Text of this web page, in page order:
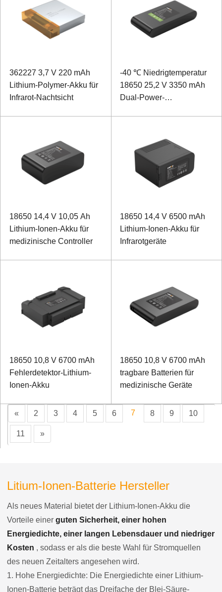
362227 3,7 V 220 mAh
Lithium-Polymer-Akku für
Infrarot-Nachtsicht
-40 ℃ Niedrigtemperatur
18650 25,2 V 3350 mAh
Dual-Power-
18650 14,4 V 10,05 Ah
Lithium-Ionen-Akku für
medizinische Controller
18650 14,4 V 6500 mAh
Lithium-Ionen-Akku für
Infrarotgeräte
18650 10,8 V 6700 mAh
Fehlerdetektor-Lithium-
Ionen-Akku
18650 10,8 V 6700 mAh
tragbare Batterien für
medizinische Geräte
« 2 3 4 5 6 7 8 9 10
11 »
Litium-Ionen-Batterie Hersteller
Als neues Material bietet der Lithium-Ionen-Akku die
Vorteile einer guten Sicherheit, einer hohen
Energiedichte, einer langen Lebensdauer und niedriger
Kosten , sodass er als die beste Wahl für Stromquellen
des neuen Zeitalters angesehen wird.
1. Hohe Energiedichte: Die Energiedichte einer Lithium-
Ionen-Batterie beträgt das Dreifache der Blei-Säure-